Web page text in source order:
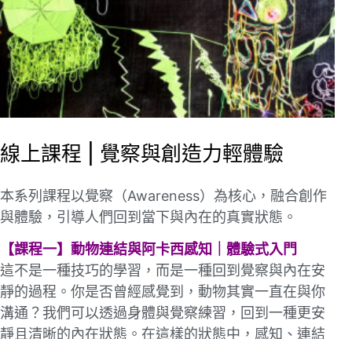
線上課程 | 覺察與創造⼒輕體驗
本系列課程以覺察（Awareness）為核⼼，融合創作
與體驗，引導人們回到當下與內在的真實狀態。
【課程⼀】動物連結與阿卡西感知｜體驗式入⾨
這不是⼀種技巧的學習，⽽是⼀種回到覺察與內在安
靜的過程。你是否曾經感覺到，動物其實⼀直在與你
溝通？我們可以透過身體與覺察練習，回到⼀種更安
靜且清晰的內在狀態。在這樣的狀態中，感知、連結